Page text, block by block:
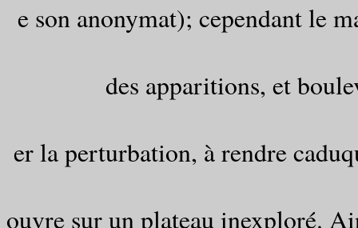
e son anonymat); cependant le
des apparitions, et
er la perturbation, à rendre
ouvre sur un plateau inexploré.